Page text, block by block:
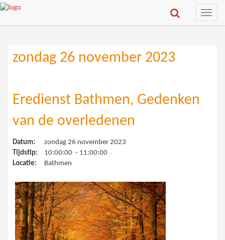
Toggle
zondag 26 november 2023
Eredienst Bathmen, Gedenken
van de overledenen
Datum:
zondag 26 november 2023
Tijdstip:
10:00:00 - 11:00:00
Locatie:
Bathmen